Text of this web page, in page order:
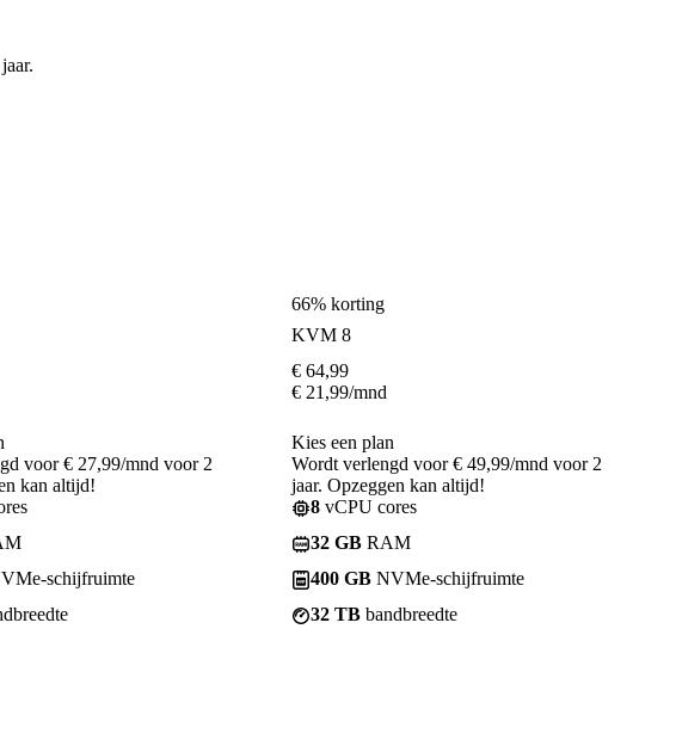
voor € 27,99/mnd voor 2
kan altijd!
schijfruimte
66% korting
KVM 8
€ 64,99
€ 21,99/mnd
Kies een plan
Wordt verlengd voor € 49,99/mnd voor 2
jaar. Opzeggen kan altijd!
8 vCPU cores
32 GB RAM
400 GB NVMe-schijfruimte
32 TB bandbreedte